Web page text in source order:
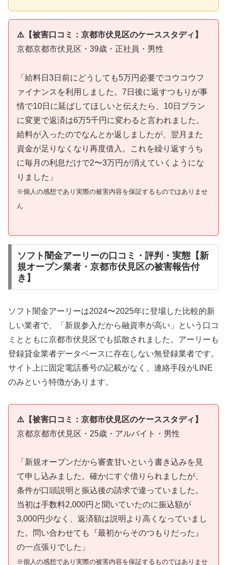
⚠️【被害口コミ：京都市伏見区のケーススタディ】
京都京都市伏見区・39歳・正社員・男性
「給料日3日前にどうしても5万円必要でコウコウフ
ァイナンスを利用しました。7日後に返すつもりが事
情で10日に延ばしてほしいと伝えたら、10日プラン
に変更で返済は6万5千円に変わると言われました。
給料が入ったのでなんとか返しましたが、翌月また
資金が足りなくなり再度借入。これを繰り返すうち
に毎月の利息だけで2〜3万円が消えていくようにな
りました」
※個人の感想であり実際の被害内容を保証するものではありませ
ん
ソフト闇金アーリーの口コミ・評判・実態【新
規オープン業者・京都市伏見区の被害報告付
き】
ソフト闇金アーリーは2024〜2025年に登場した比較的新
しい業者で、「新規参入だから融資率が高い」という口コ
ミとともに京都市伏見区でも拡散されました。アーリーも
登録貸金業者データベースに存在しない無登録業者です。
サイト上に固定電話番号の記載がなく、連絡手段がLINE
のみという特徴があります。
⚠️【被害口コミ：京都市伏見区のケーススタディ】
京都京都市伏見区・25歳・アルバイト・男性
「新規オープンだから審査甘いという書き込みを見
て申し込みました。確かにすぐ借りられましたが、
条件が口頭説明と振込後の請求で違っていました。
当初は手数料2,000円と聞いていたのに振込額が
3,000円少なく、返済額は説明より高くなっていまし
た。問い合わせても『最初からそのつもりだった』
の一点張りでした」
※個人の感想であり実際の被害内容を保証するものではありませ